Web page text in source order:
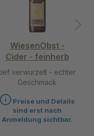
WiesenObst -
Cider - feinherb
verwurzelt - echter
Geschmack
Preise und Details
sind erst nach
Anmeldung sichtbar.